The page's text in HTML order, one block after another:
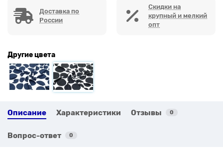
Доставка по
России
Скидки на
крупный и мелкий
опт
Другие цвета
Описание Характеристики Отзывы 0
Вопрос-ответ 0